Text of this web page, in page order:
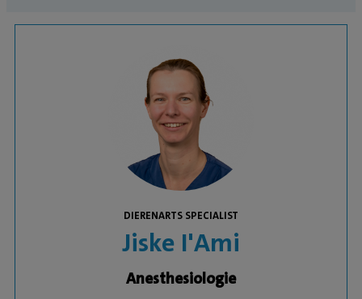
DIERENARTS SPECIALIST
Jiske I'Ami
Anesthesiologie